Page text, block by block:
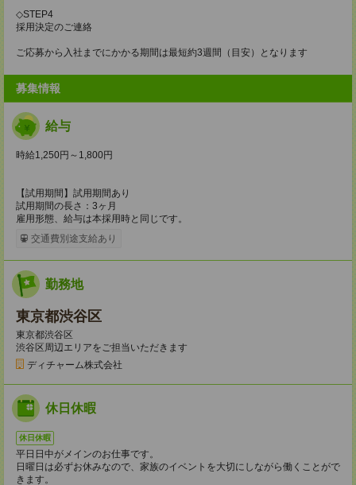
◇STEP4
採用決定のご連絡
ご応募から入社までにかかる期間は最短約3週間（目安）となります
募集情報
給与
時給1,250円～1,800円
【試用期間】試用期間あり
試用期間の長さ：3ヶ月
雇用形態、給与は本採用時と同じです。
交通費別途支給あり
勤務地
東京都渋谷区
東京都渋谷区
渋谷区周辺エリアをご担当いただきます
ディチャーム株式会社
休日休暇
休日休暇
平日日中がメインのお仕事です。
日曜日は必ずお休みなので、家族のイベントを大切にしながら働くことがで
きます。